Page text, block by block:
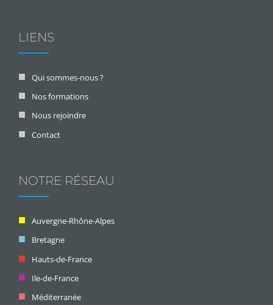
LIENS
Qui sommes-nous ?
Nos formations
Nous rejoindre
Contact
NOTRE RÉSEAU
Auvergne-Rhône-Alpes
Bretagne
Hauts-de-France
Ile-de-France
Méditerranée